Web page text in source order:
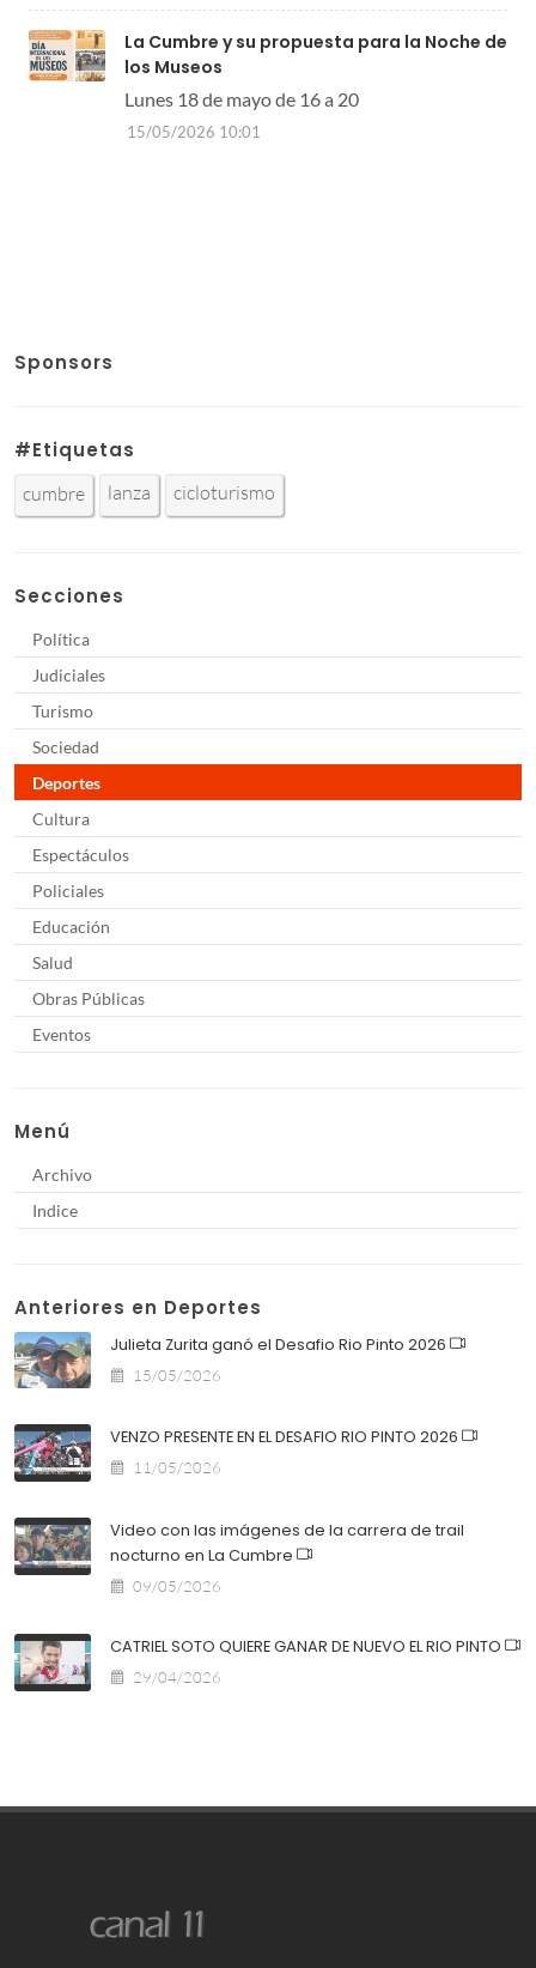
La Cumbre y su propuesta para la Noche de
los Museos
Lunes 18 de mayo de 16 a 20
15/05/2026 10:01
Sponsors
#Etiquetas
cumbre lanza cicloturismo
Secciones
Política
Judiciales
Turismo
Sociedad
Deportes
Cultura
Espectáculos
Policiales
Educación
Salud
Obras Públicas
Eventos
Menú
Archivo
Indice
Anteriores en Deportes
Julieta Zurita ganó el Desafio Rio Pinto 2026
15/05/2026
VENZO PRESENTE EN EL DESAFIO RIO PINTO 2026
11/05/2026
Video con las imágenes de la carrera de trail
nocturno en La Cumbre
09/05/2026
CATRIEL SOTO QUIERE GANAR DE NUEVO EL RIO PINTO
29/04/2026